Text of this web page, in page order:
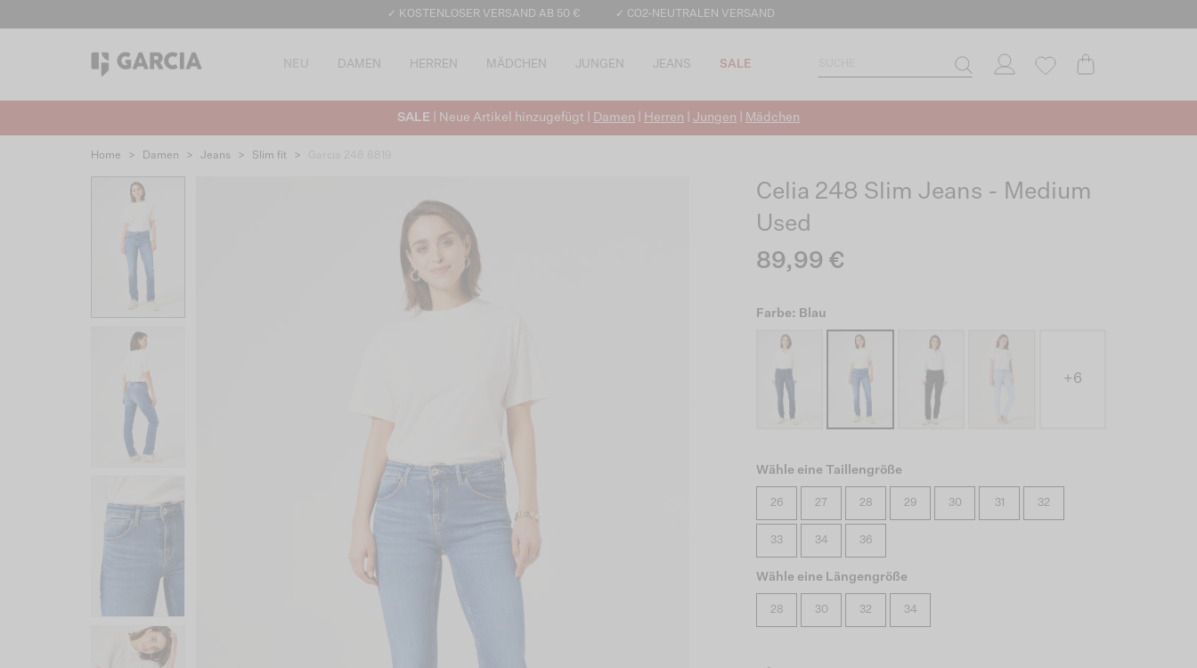
✓ KOSTENLOSER VERSAND AB 50 € ✓ CO2-NEUTRALEN VERSAND
NEU DAMEN HERREN MÄDCHEN JUNGEN JEANS SALE
SALE | Neue Artikel hinzugefügt | Damen Herren Jungen Mädchen
Home > Damen > Jeans > Slim fit >
Celia 248 Slim Jeans - Medium
Used
89,99 €
Farbe: Blau
+6
Wähle eine Taillengröße
26 27 28 29 30 31 32
33 34 36
Wähle eine Längengröße
28 30 32 34